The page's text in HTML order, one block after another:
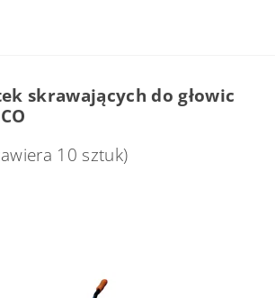
skrawających do głowic
10 sztuk)